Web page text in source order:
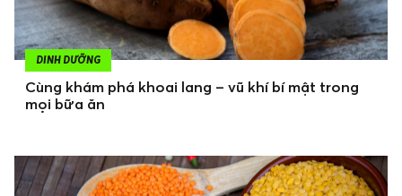
DINH DƯỠNG
Cùng khám phá khoai lang – vũ khí bí mật trong
mọi bữa ăn